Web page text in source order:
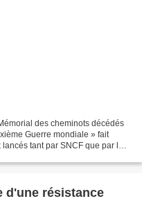
des cheminots décédés
Guerre mondiale » fait
tant par SNCF que par les
d'une résistance